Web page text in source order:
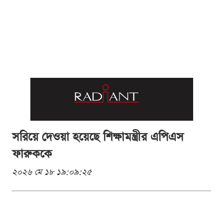
সরিয়ে দেওয়া হয়েছে শিক্ষামন্ত্রীর এপিএস
ফারুককে
২০২৬ মে ১৮ ১৯:০৯:২৫